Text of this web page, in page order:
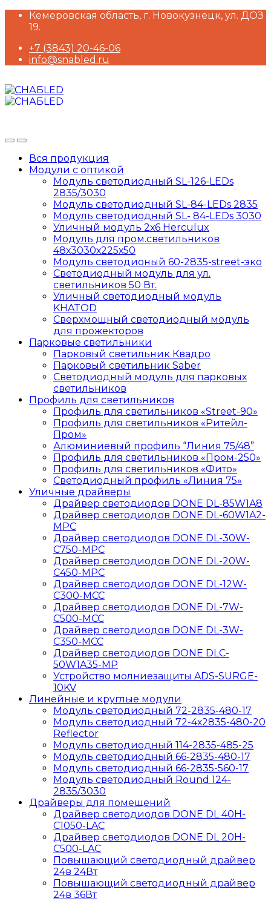
Skip
Skip
Кемеровская область, г. Новокузнецк, ул. ДОЗ
19.
+7 (3843) 20-46-06
info@snabled.ru
Вся продукция
Модули с оптикой
Модуль светодиодный SL-126-LEDs
2835/3030
Модуль светодиодный SL-84-LEDs 2835
Модуль светодиодный SL- 84-LEDs 3030
Уличный модуль 2х6 Herculux
Модуль для пром.светильников
48х3030х225х50
Модуль светодионый 60-2835-street-эко
Светодиодный модуль для ул.
светильников 50 Вт.
Уличный светодиодный модуль
KHATOD
Сверхмощный светодиодный модуль
для прожекторов
Парковые светильники
Парковый светильник Квадро
Парковый светильник Saber
Светодиодный модуль для парковых
светильников
Профиль для светильников
Профиль для светильников «Street-90»
Профиль для светильников «Ритейл-
Пром»
Алюминиевый профиль “Линия 75/48”
Профиль для светильников «Пром-250»
Профиль для светильников «Фито»
Светодиодный профиль «Линия 75»
Уличные драйверы
Драйвер светодиодов DONE DL-85W1A8
Драйвер светодиодов DONE DL-60W1A2-
MPС
Драйвер светодиодов DONE DL-30W-
C750-MPС
Драйвер светодиодов DONE DL-20W-
C450-MPС
Драйвер светодиодов DONE DL-12W-
C300-MCC
Драйвер светодиодов DONE DL-7W-
C500-MCC
Драйвер светодиодов DONE DL-3W-
C350-MCC
Драйвер светодиодов DONE DLC-
50W1A35-MP
Устройство молниезащиты ADS-SURGE-
10KV
Линейные и круглые модули
Модуль светодиодный 72-2835-480-17
Модуль светодиодный 72-4х2835-480-20
Reflector
Модуль светодиодный 114-2835-485-25
Модуль светодиодный 66-2835-480-17
Модуль светодиодный 66-2835-560-17
Модуль светодиодный Round 124-
2835/3030
Драйверы для помещений
Драйвер светодиодов DONE DL 40H-
C1050-LAC
Драйвер светодиодов DONE DL 20H-
C500-LAC
Повышающий светодиодный драйвер
24в 24Вт
Повышающий светодиодный драйвер
24в 36Вт